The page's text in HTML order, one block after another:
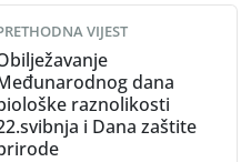
VIJEST
dana
raznolikosti
i Dana zaštite